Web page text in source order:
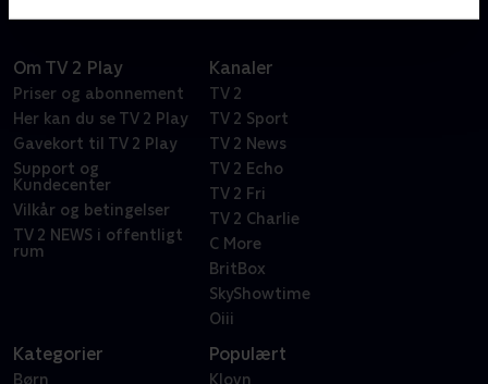
Om TV 2 Play
Priser og abonnement
Her kan du se TV 2 Play
Gavekort til TV 2 Play
Support og
Kundecenter
Vilkår og betingelser
TV 2 NEWS i offentligt
rum
Kanaler
TV 2
TV 2 Sport
TV 2 News
TV 2 Echo
TV 2 Fri
TV 2 Charlie
C More
BritBox
SkyShowtime
Oiii
Kategorier
Børn
Populært
Klovn